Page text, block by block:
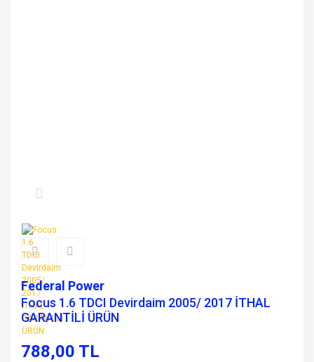
Federal Power
Focus 1.6 TDCI Devirdaim 2005/ 2017 İTHAL
GARANTİLİ ÜRÜN
788,00 TL